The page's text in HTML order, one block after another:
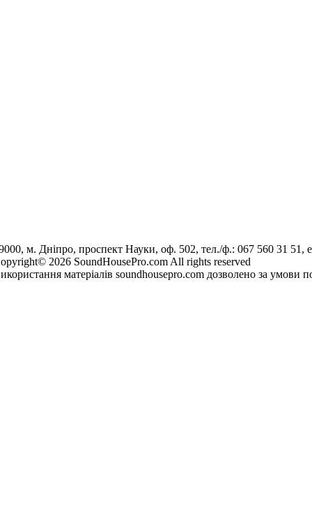
м. Дніпро, проспект Науки, оф. 502, тел./ф.: 067 560 31 51,
2026 SoundHousePro.com All rights reserved
матеріалів soundhousepro.com дозволено за умови